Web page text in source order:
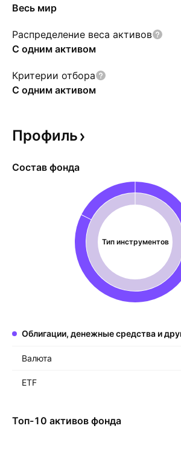
Весь мир
Распределение веса активов
С одним активом
Критерии отбора
С одним активом
Профиль
Состав фонда
Тип инструментов
Облигации, денежные средства и
Валюта
ETF
Топ-10 активов фонда